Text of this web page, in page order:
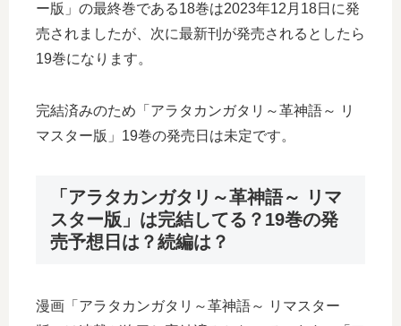
ー版」の最終巻である18巻は2023年12月18日に発
売されましたが、次に最新刊が発売されるとしたら
19巻になります。
完結済みのため「アラタカンガタリ～革神語～ リ
マスター版」19巻の発売日は未定です。
「アラタカンガタリ～革神語～ リマ
スター版」は完結してる？19巻の発
売予想日は？続編は？
漫画「アラタカンガタリ～革神語～ リマスター